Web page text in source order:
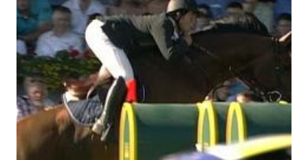
HERO -LEJAUNE 7 MO CHROI - O’BRIEN 8 CARMENA Z -
BREEN 9 JALLA DE GAVIERE -RAMZY AL DUHAMI 10
NOVEL -PHILIPPAERTS 3 triple 1 LATE NIGHT -LEVY 2 K
CLUB LADY -O’CONNOR 3 QUICK STUDY - HOUGH 4
LORENZO -AHLMANN 5 L’ESPOIR -GULLIKSEN 6
TOPINAMBOUR -LEPREVOST 7 WISCONSIN 111 -MOYA 8
INTERTOY Z - BRASH 9 HERALD –CORDON 10 SELDANA
DI CAMPALTO -SHARBATLY Vuelta Triunfal... el ganador